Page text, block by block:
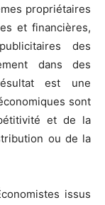
propriétaires
et financières,
des
dans des
est une
sont
et de la
ou de la
issus